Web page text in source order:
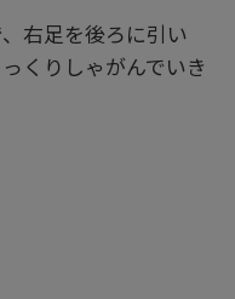
右足を後ろに引い
くりしゃがんでいき